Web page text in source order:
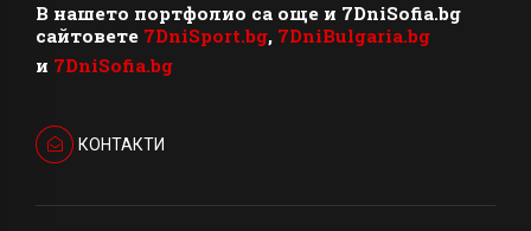
В нашето портфолио са още и 7DniSofia.bg
сайтовете 7DniSport.bg, 7DniBulgaria.bg
и 7DniSofia.bg
КОНТАКТИ